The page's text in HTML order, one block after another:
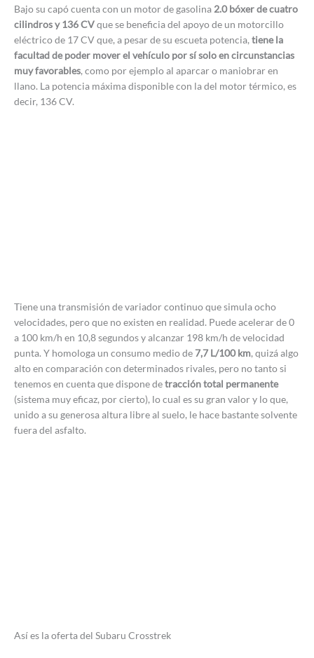
Bajo su capó cuenta con un motor de gasolina2.0 bóxer de cuatro
cilindros y 136 CVque se beneficia del apoyo de un motorcillo
eléctrico de 17 CV que, a pesar de su escueta potencia,tiene la
facultad de poder mover el vehículo por sí solo en circunstancias
muy favorables, como por ejemplo al aparcar o maniobrar en
llano. La potencia máxima disponible con la del motor térmico, es
decir, 136 CV.
Tiene una transmisión de variador continuo que simula ocho
velocidades, pero que no existen en realidad. Puede acelerar de 0
a 100 km/h en 10,8 segundos y alcanzar 198 km/h de velocidad
punta. Y homologa un consumo medio de 7,7 L/100 km, quizá algo
alto en comparación con determinados rivales, pero no tanto si
tenemos en cuenta que dispone detracción total permanente
(sistema muy eficaz, por cierto), lo cual es su gran valor y lo que,
unido a su generosa altura libre al suelo, le hace bastante solvente
fuera del asfalto.
Así es la oferta del Subaru Crosstrek